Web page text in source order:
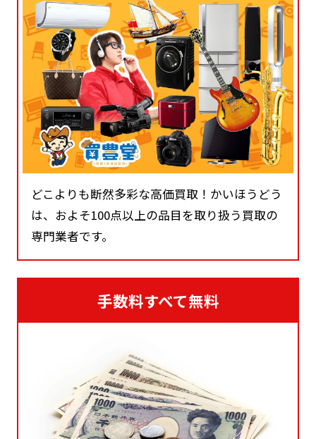
どこよりも断然多彩な高価買取！かいほうどう
は、およそ100点以上の品目を取り扱う買取の
専門業者です。
手数料すべて無料